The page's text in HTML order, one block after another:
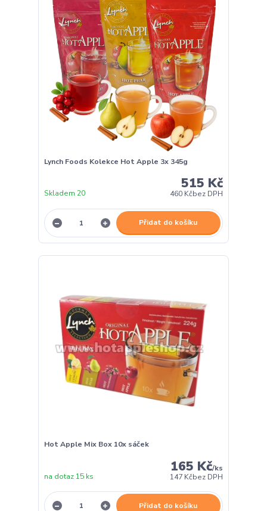
Lynch Foods Kolekce Hot Apple 3x 345g
515 Kč
460 Kčbez DPH
Skladem 20
Přidat do košíku
Hot Apple Mix Box 10x sáček
165 Kč/ks
147 Kčbez DPH
na dotaz 15 ks
Přidat do košíku